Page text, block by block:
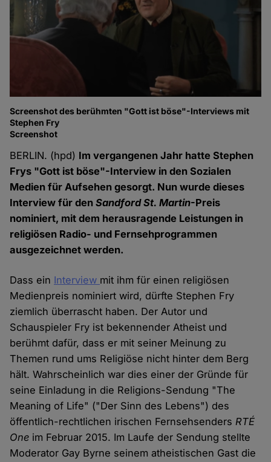
Screenshot des berühmten "Gott ist böse"-Interviews mit
Stephen Fry
Screenshot
BERLIN. (hpd) Im vergangenen Jahr hatte Stephen
Frys "Gott ist böse"-Interview in den Sozialen
Medien für Aufsehen gesorgt. Nun wurde dieses
Interview für denSandford St. Martin-Preis
nominiert, mit dem herausragende Leistungen in
religiösen Radio- und Fernsehprogrammen
ausgezeichnet werden.
Dass ein Interview mit ihm für einen religiösen
Medienpreis nominiert wird, dürfte Stephen Fry
ziemlich überrascht haben. Der Autor und
Schauspieler Fry ist bekennender Atheist und
berühmt dafür, dass er mit seiner Meinung zu
Themen rund ums Religiöse nicht hinter dem Berg
hält. Wahrscheinlich war dies einer der Gründe für
seine Einladung in die Religions-Sendung "The
Meaning of Life" ("Der Sinn des Lebens") des
öffentlich-rechtlichen irischen FernsehsendersRTÉ
One im Februar 2015. Im Laufe der Sendung stellte
Moderator Gay Byrne seinem atheistischen Gast die